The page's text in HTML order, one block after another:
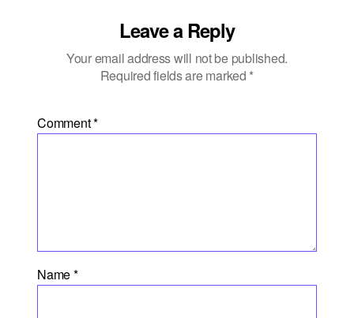
Leave a Reply
Your email address will not be published.
Required fields are marked *
Comment*
Name*